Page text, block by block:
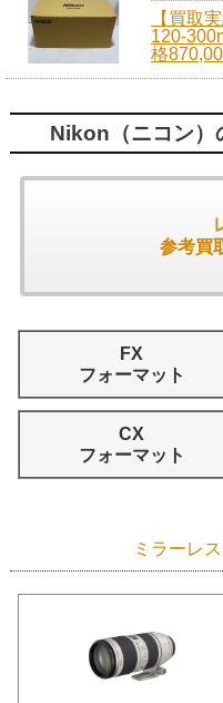
【買取
120-
格
Nikon（ニコン）
参考買
FX
フォーマット
CX
フォーマット
ミラーレ